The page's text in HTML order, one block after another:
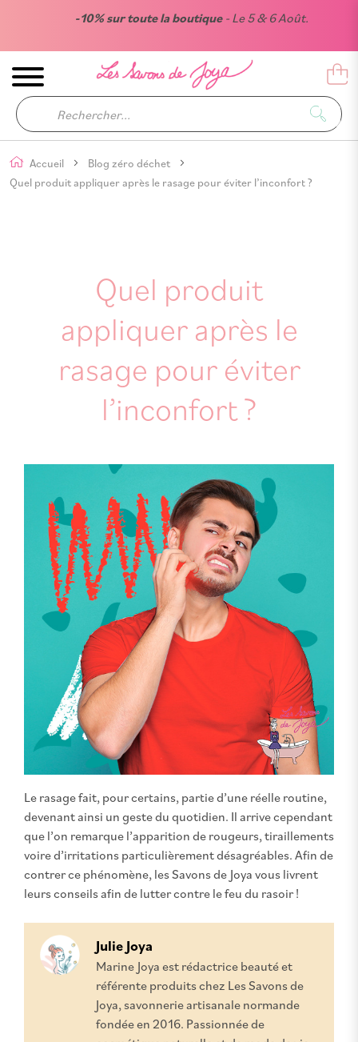
-10% sur toute la boutique- Le 5 & 6 Août.
Accueil
Blog zéro déchet
Quel produit appliquer après le rasage pour éviter l’inconfort ?
Quel produit
appliquer après le
rasage pour éviter
l’inconfort ?
Le rasage fait, pour certains, partie d’une réelle routine,
devenant ainsi un geste du quotidien. Il arrive cependant
que l’on remarque l’apparition de rougeurs, tiraillements
voire d’irritations particulièrement désagréables. Afin de
contrer ce phénomène, les Savons de Joya vous livrent
leurs conseils afin de lutter contre le feu du rasoir !
Julie Joya
Marine Joya est rédactrice beauté et
référente produits chez Les Savons de
Joya, savonnerie artisanale normande
fondée en 2016. Passionnée de